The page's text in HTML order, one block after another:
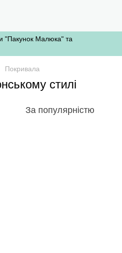
"Пакунок Малюка" та
Покривала
стилі
За популярністю